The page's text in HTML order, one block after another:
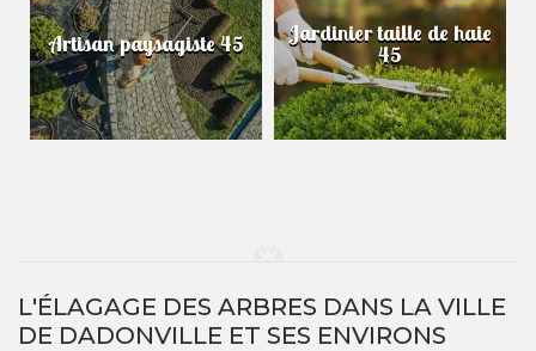
Artisan paysagiste 45 Jardinier taille de haie
45
L'ÉLAGAGE DES ARBRES DANS LA VILLE
DE DADONVILLE ET SES ENVIRONS